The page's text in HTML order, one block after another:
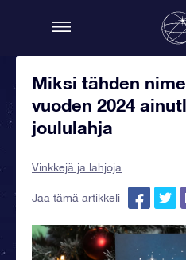
Miksi tähden
vuoden 2024
joululahja
Vinkkejä ja lahjoja
Jaa tämä artikkeli